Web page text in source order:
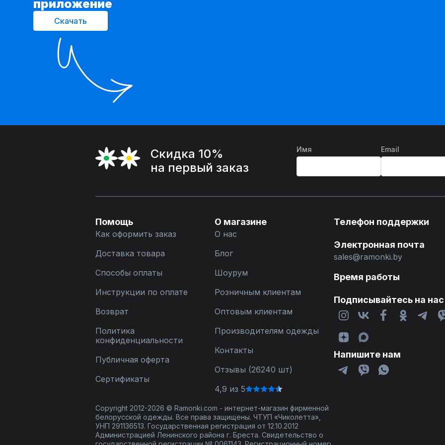
приложение
Скачать
Скидка 10%
на первый заказ
Имя Email
Помощь
Как оформить заказ
Доставка товара
Способы оплаты
Инструкции по оплате
Возврат
Политика
конфиденциальности
Публичная оферта
Сертификаты
О магазине
О нас
Блог
Шоурум
Розничным клиентам
Оптовым клиентам
Производителям одежды
Контакты
Отзывы (26240 шт)
4,9 из 5
Телефон поддержки
Электронная почта
sales@ramonki.by
Время работы
Подписывайтесь на нас
Напишите нам
Copyright 2012-2026 © Ramonki.com - интернет-магазин фирменной
белорусской одежды. Все права защищены. ЧТУП «Чиколетта»,
УНП 291136513. Государственная регистрация от 12.10.2012
Администрацией Ленинского района г. Бреста. Свидетельство о